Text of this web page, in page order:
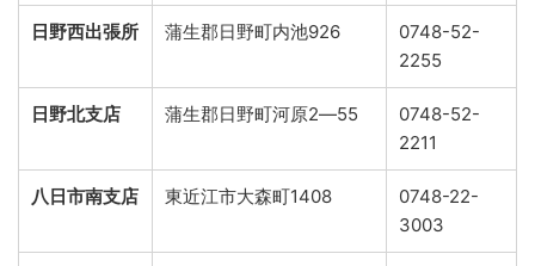
日野西出張所 蒲生郡日野町内池926
0748-52-
2255
日野北支店 蒲生郡日野町河原2―55
0748-52-
2211
八日市南支店 東近江市大森町1408
0748-22-
3003